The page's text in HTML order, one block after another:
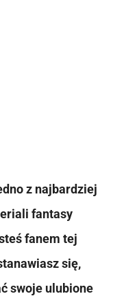
z najbardziej
fantasy
fanem tej
się,
swoje ulubione